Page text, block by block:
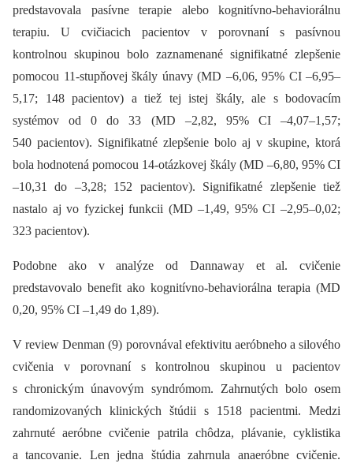
predstavovala pasívne terapie alebo kognitívno-behaviorálnu
terapiu. U cvičiacich pacientov v porovnaní s pasívnou
kontrolnou skupinou bolo zaznamenané signifikatné zlepšenie
pomocou 11-stupňovej škály únavy (MD –6,06, 95% CI –6,95–
5,17; 148 pacientov) a tiež tej istej škály, ale s bodovacím
systémov od 0 do 33 (MD –2,82, 95% CI –4,07–1,57;
540 pacientov). Signifikatné zlepšenie bolo aj v skupine, ktorá
bola hodnotená pomocou 14-otázkovej škály (MD –6,80, 95% CI
–10,31 do –3,28; 152 pacientov). Signifikatné zlepšenie tiež
nastalo aj vo fyzickej funkcii (MD –1,49, 95% CI –2,95–0,02;
323 pacientov).
Podobne ako v analýze od Dannaway et al. cvičenie
predstavovalo benefit ako kognitívno-behaviorálna terapia (MD
0,20, 95% CI –1,49 do 1,89).
V review Denman (9) porovnával efektivitu aeróbneho a silového
cvičenia v porovnaní s kontrolnou skupinou u pacientov
s chronickým únavovým syndrómom. Zahrnutých bolo osem
randomizovaných klinických štúdii s 1518 pacientmi. Medzi
zahrnuté aeróbne cvičenie patrila chôdza, plávanie, cyklistika
a tancovanie. Len jedna štúdia zahrnula anaeróbne cvičenie.